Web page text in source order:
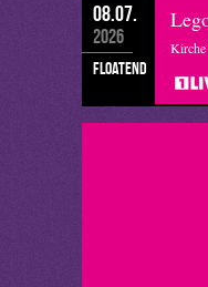
08.07.
2026
floatend